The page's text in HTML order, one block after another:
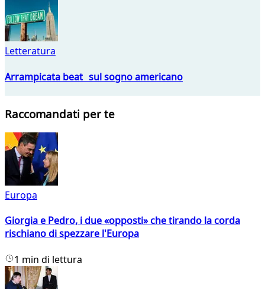
Letteratura
Arrampicata beat sul sogno americano
Raccomandati per te
Europa
Giorgia e Pedro, i due «opposti» che tirando la corda
rischiano di spezzare l'Europa
1 min di lettura